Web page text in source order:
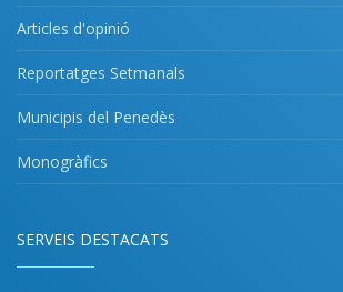
Articles d'opinió
Reportatges Setmanals
Municipis del Penedès
Monogràfics
SERVEIS DESTACATS